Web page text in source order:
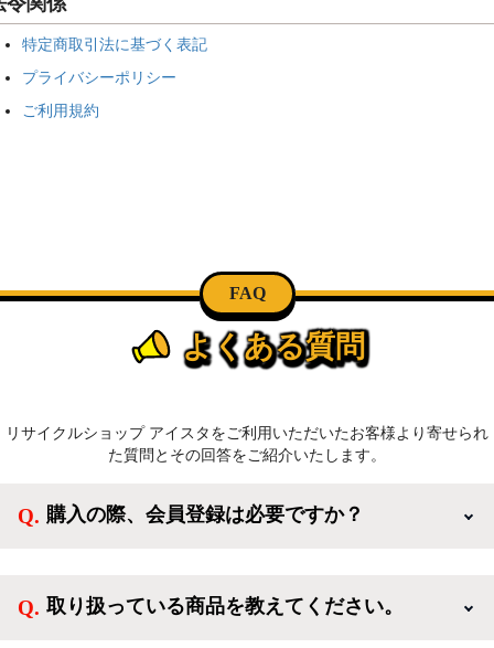
特定商取引法に基づく表記
プライバシーポリシー
ご利用規約
FAQ
よくある質問
リサイクルショップ アイスタをご利用いただいたお客様より寄せられ
た質問とその回答をご紹介いたします。
購入の際、会員登録は必要ですか？
方、登録しなくてもカートに商品を入れた後、ログイ
取り扱っている商品を教えてください。